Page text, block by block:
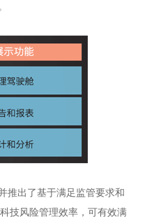
推出了基于满足监管要求和
技风险管理效率，可有效满